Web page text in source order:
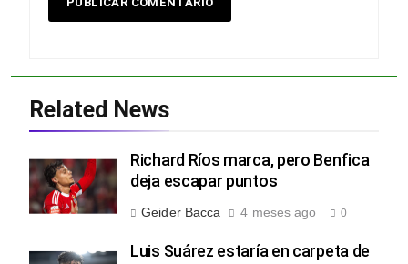
Related News
Richard Ríos marca, pero Benfica
deja escapar puntos
Geider Bacca 4 meses ago 0
Luis Suárez estaría en carpeta de